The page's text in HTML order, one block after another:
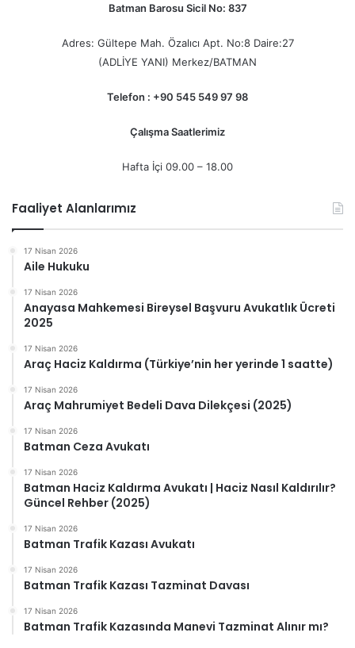
Batman Barosu Sicil No: 837
Adres: Gültepe Mah. Özalıcı Apt. No:8 Daire:27
(ADLİYE YANI) Merkez/BATMAN
Telefon : +90 545 549 97 98
Çalışma Saatlerimiz
Hafta İçi 09.00 – 18.00
Faaliyet Alanlarımız
17 Nisan 2026
Aile Hukuku
17 Nisan 2026
Anayasa Mahkemesi Bireysel Başvuru Avukatlık Ücreti
2025
17 Nisan 2026
Araç Haciz Kaldırma (Türkiye’nin her yerinde 1 saatte)
17 Nisan 2026
Araç Mahrumiyet Bedeli Dava Dilekçesi (2025)
17 Nisan 2026
Batman Ceza Avukatı
17 Nisan 2026
Batman Haciz Kaldırma Avukatı | Haciz Nasıl Kaldırılır?
Güncel Rehber (2025)
17 Nisan 2026
Batman Trafik Kazası Avukatı
17 Nisan 2026
Batman Trafik Kazası Tazminat Davası
17 Nisan 2026
Batman Trafik Kazasında Manevi Tazminat Alınır mı?